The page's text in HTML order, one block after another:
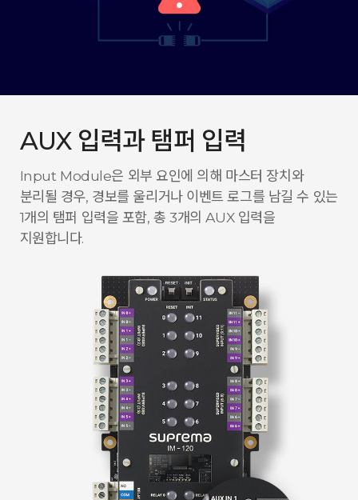
AUX 입력과 탬퍼 입력
Input Module은 외부 요인에 의해 마스터 장치와
분리될 경우, 경보를 울리거나 이벤트 로그를 남길 수 있는
1개의 탬퍼 입력을 포함, 총 3개의 AUX 입력을
지원합니다.